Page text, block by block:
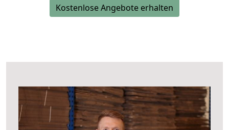
Kostenlose Angebote erhalten